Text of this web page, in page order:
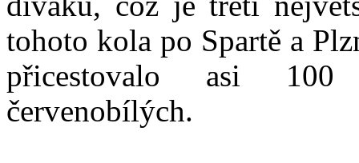
tohoto kola po Spartě a
přicestovalo asi 100
červenobílých.